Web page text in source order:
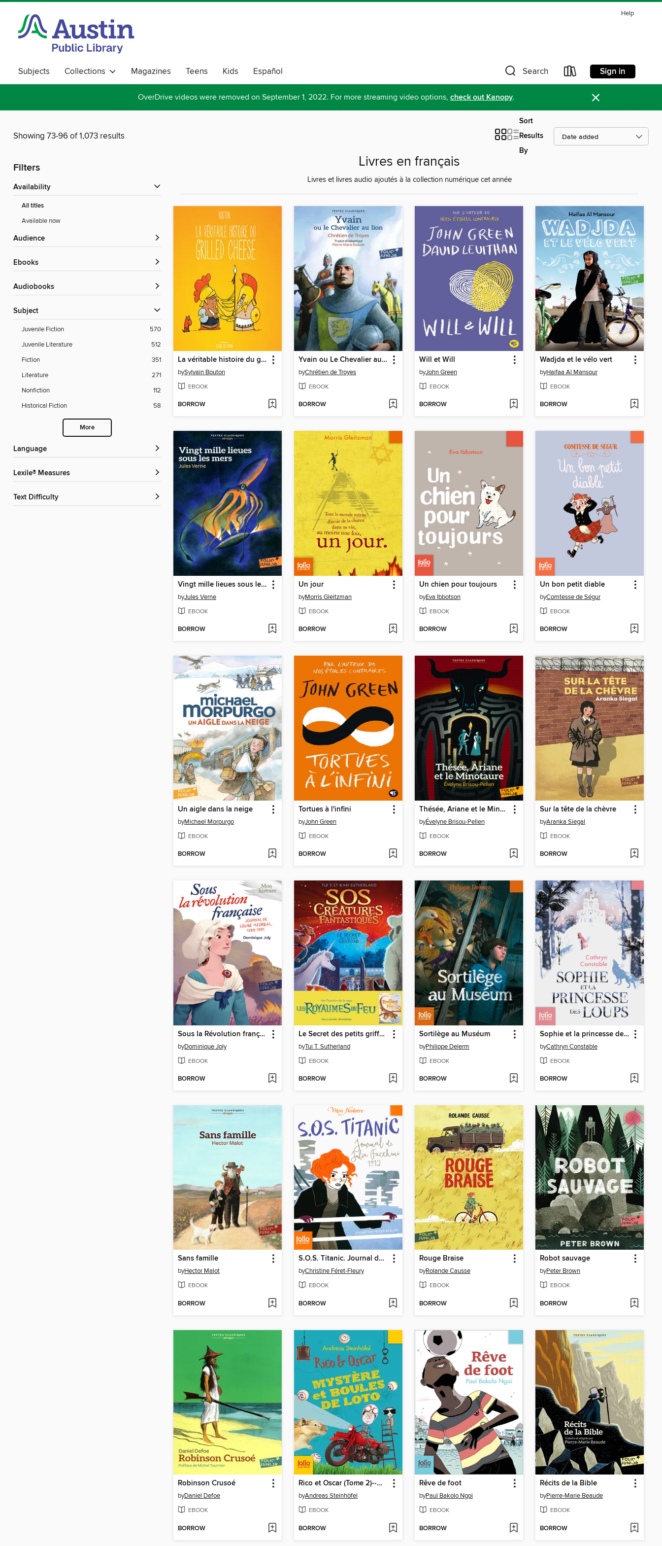
Help
Subjects Collections Magazines Teens Kids Español Search Sign in
OverDrive videos were removed on September 1, 2022. For more streaming video options, check out Kanopy. ×
Showing 73-96 of 1,073 results
Sort
Results
By
Filters
Availability
All titles
Available now
Audience
ebooks
Audiobooks
Subject
Juvenile Fiction
570
Juvenile Literature
512
Fiction
351
Literature
271
Nonfiction
112
Historical Fiction
58
More
Language
Lexile® Measures
Text Difficulty
Livres en français
Livres et livres audio ajoutés à la collection numérique cet année
La véritable histoire du grilled cheese
bySylvain Bouton
EBOOK
BORROW
Yvain ou Le Chevalier au lion
byChrétien de Troyes
EBOOK
BORROW
Will et Will
byJohn Green
EBOOK
BORROW
Wadjda et le vélo vert
byHaifaa Al Mansour
EBOOK
BORROW
Vingt mille lieues sous les mers
byJules Verne
EBOOK
BORROW
Un jour
byMorris Gleitzman
EBOOK
BORROW
Un chien pour toujours
byEva Ibbotson
EBOOK
BORROW
Un bon petit diable
byComtesse de Ségur
EBOOK
BORROW
Un aigle dans la neige
byMichael Morpurgo
EBOOK
BORROW
Tortues à l'infini
byJohn Green
EBOOK
BORROW
Thésée, Ariane et le Minotaure
byÉvelyne Brisou-Pellen
EBOOK
BORROW
Sur la tête de la chèvre
byAranka Siegal
EBOOK
BORROW
Sous la Révolution française
byDominique Joly
EBOOK
BORROW
Le Secret des petits griffons
byTui T. Sutherland
EBOOK
BORROW
Sortilège au Muséum
byPhilippe Delerm
EBOOK
BORROW
Sophie et la princesse des loups
byCathryn Constable
EBOOK
BORROW
Sans famille
byHector Malot
EBOOK
BORROW
S.O.S. Titanic. Journal de Julia Facchini, 1912
byChristine Féret-Fleury
EBOOK
BORROW
Rouge Braise
byRolande Causse
EBOOK
BORROW
Robot sauvage
byPeter Brown
EBOOK
BORROW
Robinson Crusoé
byDaniel Defoe
EBOOK
BORROW
Rico et Oscar (Tome 2)--Mystère et boules de loto
byAndreas Steinhöfel
EBOOK
BORROW
Rêve de foot
byPaul Bakolo Ngoi
EBOOK
BORROW
Récits de la Bible
byPierre-Marie Beaude
EBOOK
BORROW